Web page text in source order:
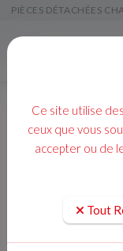
PIÈCES DÉTACHÉES
Ce site utilise
ceux que vous
accepter ou de
Tout